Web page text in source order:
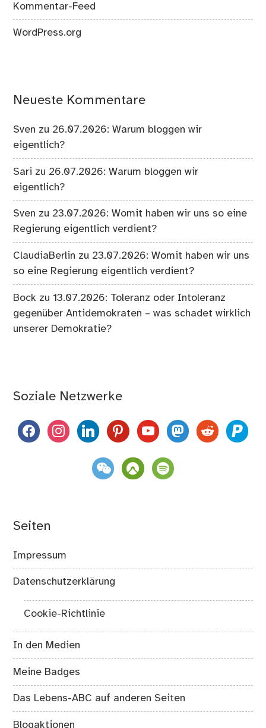
Kommentar-Feed
WordPress.org
Neueste Kommentare
Sven zu 26.07.2026: Warum bloggen wir
eigentlich?
Sari zu 26.07.2026: Warum bloggen wir
eigentlich?
Sven zu 23.07.2026: Womit haben wir uns so eine
Regierung eigentlich verdient?
ClaudiaBerlin zu 23.07.2026: Womit haben wir uns
so eine Regierung eigentlich verdient?
Bock zu13.07.2026: Toleranz oder Intoleranz
gegenüber Antidemokraten – was schadet wirklich
unserer Demokratie?
Soziale Netzwerke
facebookinstagramlinkedinpinterestyoutubemastodon
reddit paypal
weixin komootspotify
Seiten
Impressum
Datenschutzerklärung
Cookie-Richtlinie
In den Medien
Meine Badges
Das Lebens-ABC auf anderen Seiten
Blogaktionen